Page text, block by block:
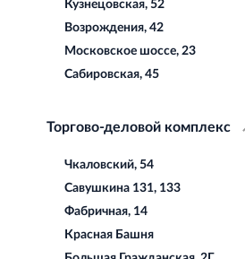
Кузнецовская, 52
Возрождения, 42
Московское шоссе, 23
Сабировская, 45
Торгово-деловой комплекс
Чкаловский, 54
Савушкина 131, 133
Фабричная, 14
Красная Башня